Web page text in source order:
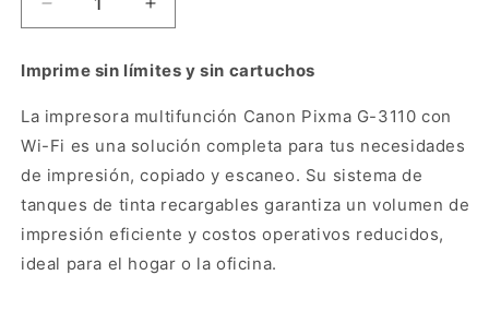
Reducir
cantidad
para
Impresora
Canon
Pixma
G-
3110
Wifi
Aumentar
cantidad
para
Impresora
Multifunción
Canon
Pixma
G-
3110
Wifi
Imprime sin límites y sin cartuchos
La impresora multifunción Canon Pixma G-3110 con
Wi-Fi es una solución completa para tus necesidades
de impresión, copiado y escaneo. Su sistema de
tanques de tinta recargables garantiza un volumen de
impresión eficiente y costos operativos reducidos,
ideal para el hogar o la oficina.